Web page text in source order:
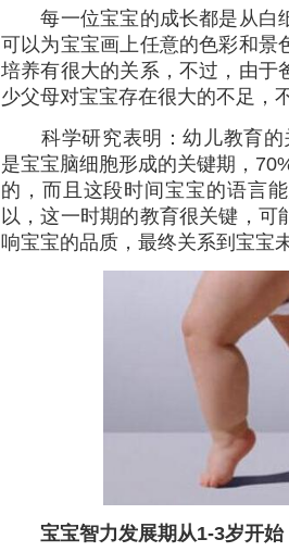
每一位宝宝的成长都是从白
可以为宝宝画上任意的色彩和景
培养有很大的关系，不过，由于
少父母对宝宝存在很大的不足，
科学研究表明：幼儿教育的
是宝宝脑细胞形成的关键期，
的，而且这段时间宝宝的语言
以，这一时期的教育很关键，可
响宝宝的品质，最终关系到宝宝
宝宝智力发展期从1-3岁开始